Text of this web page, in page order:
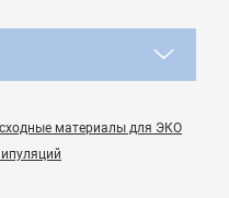
материалы для ЭКО